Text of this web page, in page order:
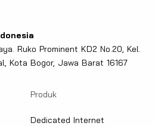
Ruko Prominent KD2 No.20, Kel.
Kota Bogor, Jawa Barat 16167
Produk
Dedicated Internet